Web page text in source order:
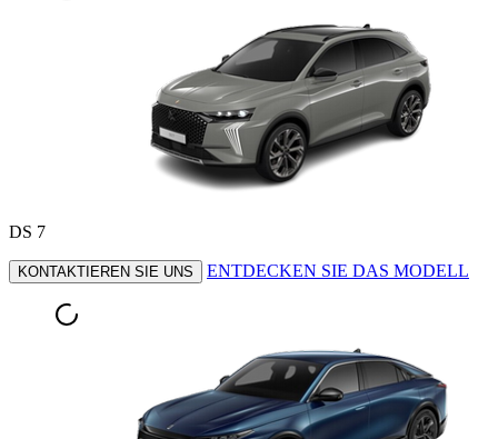
DS 7
KONTAKTIEREN SIE UNS ENTDECKEN SIE DAS MODELL